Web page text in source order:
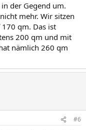
der Gegend um.
mehr. Wir sitzen
qm. Das ist
200 qm und mit
nämlich 260 qm
#6